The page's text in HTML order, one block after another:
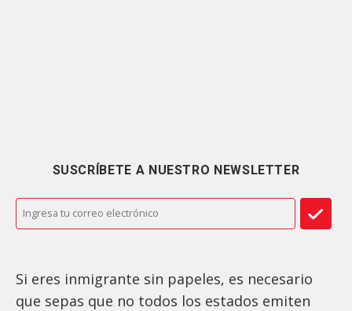
SUSCRÍBETE A NUESTRO NEWSLETTER
Si eres inmigrante sin papeles, es necesario
que sepas que no todos los estados emiten